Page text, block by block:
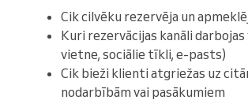
Cik cilvēku rezervēja un
Kuri rezervācijas kanāli
vietne, sociālie tīkli, e-pasts)
Cik bieži klienti atgriežas uz
nodarbībām vai pasākumiem